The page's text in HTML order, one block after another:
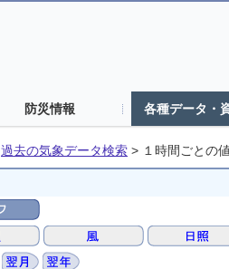
防災情報 各種データ・
過去の気象データ検索 > １時間ごとの